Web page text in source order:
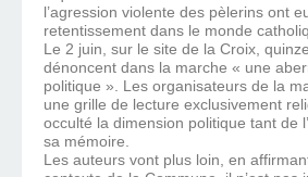
l’agression violente des pèlerins ont
retentissement dans le monde
Le 2 juin, sur le site de la Croix,
dénoncent dans la marche « une
politique ». Les organisateurs de la
une grille de lecture exclusivement
occulté la dimension politique tant de
sa mémoire.
Les auteurs vont plus loin, en